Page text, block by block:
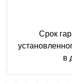
Срок
в